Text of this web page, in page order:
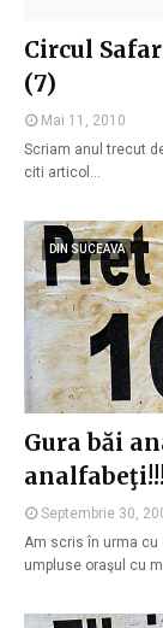
Circul
(7)
Mai 11, 2010
Scriam anul trecut
citi articol…
DIN SUCEAVA
Gura băi
analfabeţi!!!
Septembrie 30,
Am scris în urma cu
umpluse oraşul cu